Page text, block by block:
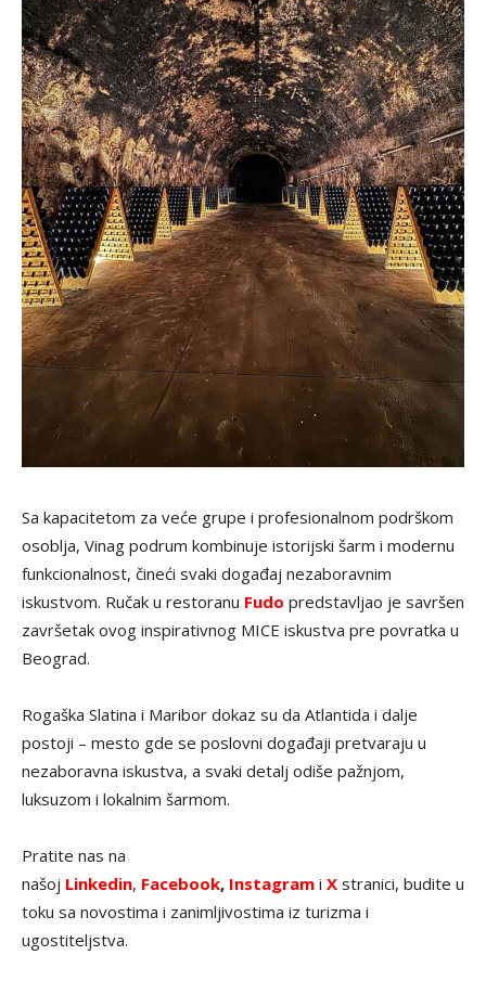
Sa kapacitetom za veće grupe i profesionalnom podrškom
osoblja, Vinag podrum kombinuje istorijski šarm i modernu
funkcionalnost, čineći svaki događaj nezaboravnim
iskustvom. Ručak u restoranu Fudo predstavljao je savršen
završetak ovog inspirativnog MICE iskustva pre povratka u
Beograd.
Rogaška Slatina i Maribor dokaz su da Atlantida i dalje
postoji – mesto gde se poslovni događaji pretvaraju u
nezaboravna iskustva, a svaki detalj odiše pažnjom,
luksuzom i lokalnim šarmom.
Pratite nas na
našoj Linkedin, Facebook, Instagram i X stranici, budite u
toku sa novostima i zanimljivostima iz turizma i
ugostiteljstva.